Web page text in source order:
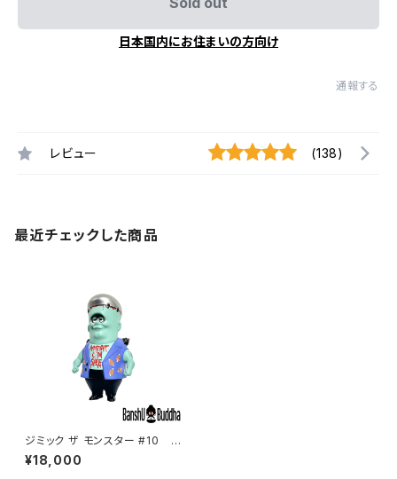
日本国内にお住まいの方向け
通報する
レビュー (138)
最近チェックした商品
ジミック ザ モンスター #10 (J
imic The Monster #10)
¥18,000